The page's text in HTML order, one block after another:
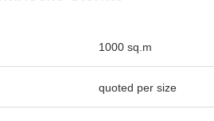
1000 sq.m
quoted per size